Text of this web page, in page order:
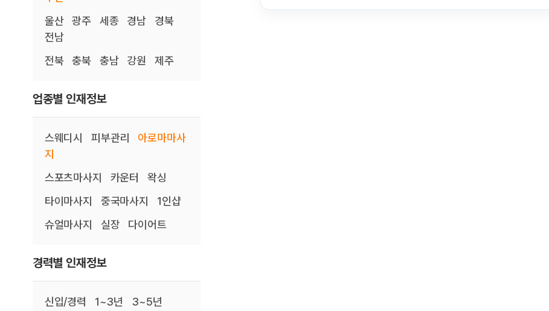
울산
광주 세종 경남
경북
전남
전북
충북 충남 강원 제주
업종별 인재정보
스웨디시 피부관리
아로마마사
지
스포츠마사지
카운터
왁싱
타이마사지
중국마사지
1인샵
슈얼마사지
실장 다이어트
경력별 인재정보
신입/경력 1~3년
3~5년